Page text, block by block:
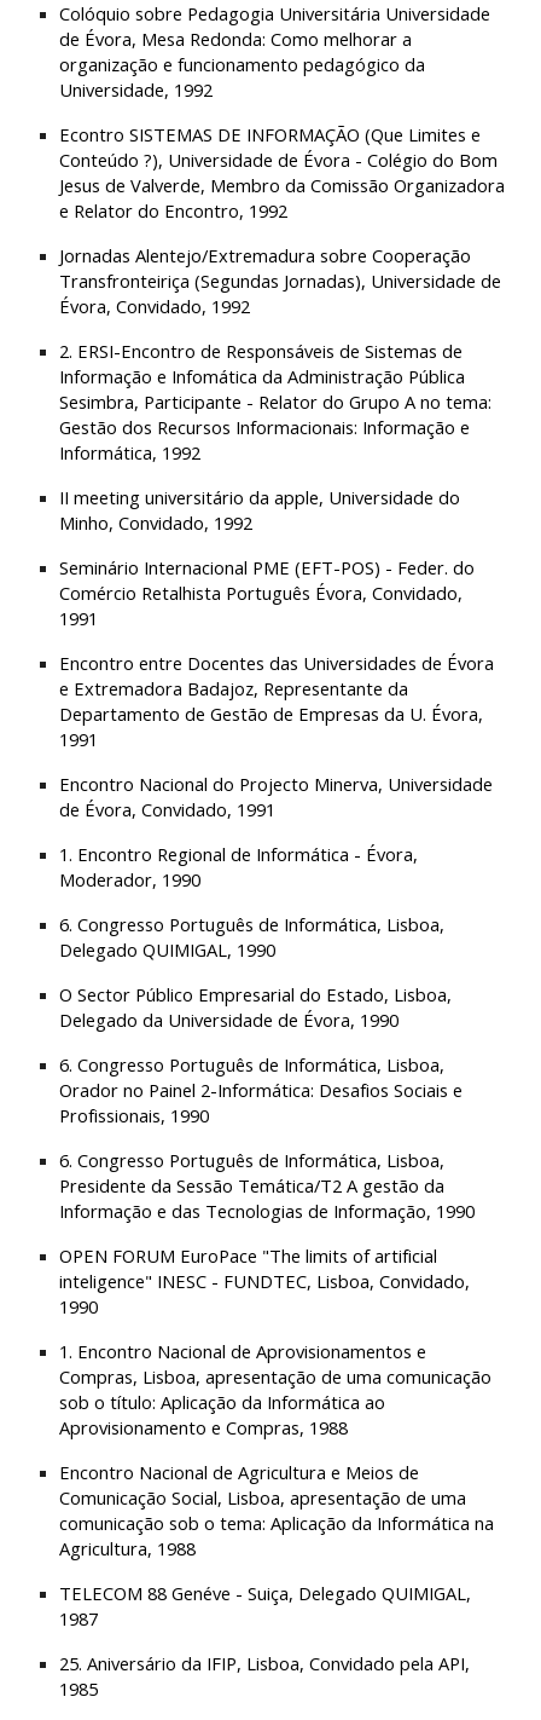
Colóquio sobre Pedagogia Universitária Universidade
de Évora, Mesa Redonda: Como melhorar a
organização e funcionamento pedagógico da
Universidade, 1992
Econtro SISTEMAS DE INFORMAÇÃO (Que Limites e
Conteúdo ?), Universidade de Évora - Colégio do Bom
Jesus de Valverde, Membro da Comissão Organizadora
e Relator do Encontro, 1992
Jornadas Alentejo/Extremadura sobre Cooperação
Transfronteiriça (Segundas Jornadas), Universidade de
Évora, Convidado, 1992
2. ERSI-Encontro de Responsáveis de Sistemas de
Informação e Infomática da Administração Pública
Sesimbra, Participante - Relator do Grupo A no tema:
Gestão dos Recursos Informacionais: Informação e
Informática, 1992
II meeting universitário da apple, Universidade do
Minho, Convidado, 1992
Seminário Internacional PME (EFT-POS) - Feder. do
Comércio Retalhista Português Évora, Convidado,
1991
Encontro entre Docentes das Universidades de Évora
e Extremadora Badajoz, Representante da
Departamento de Gestão de Empresas da U. Évora,
1991
Encontro Nacional do Projecto Minerva, Universidade
de Évora, Convidado, 1991
1. Encontro Regional de Informática - Évora,
Moderador, 1990
6. Congresso Português de Informática, Lisboa,
Delegado QUIMIGAL, 1990
O Sector Público Empresarial do Estado, Lisboa,
Delegado da Universidade de Évora, 1990
6. Congresso Português de Informática, Lisboa,
Orador no Painel 2-Informática: Desafios Sociais e
Profissionais, 1990
6. Congresso Português de Informática, Lisboa,
Presidente da Sessão Temática/T2 A gestão da
Informação e das Tecnologias de Informação, 1990
OPEN FORUM EuroPace "The limits of artificial
inteligence" INESC - FUNDTEC, Lisboa, Convidado,
1990
1. Encontro Nacional de Aprovisionamentos e
Compras, Lisboa, apresentação de uma comunicação
sob o título: Aplicação da Informática ao
Aprovisionamento e Compras, 1988
Encontro Nacional de Agricultura e Meios de
Comunicação Social, Lisboa, apresentação de uma
comunicação sob o tema: Aplicação da Informática na
Agricultura, 1988
TELECOM 88 Genéve - Suiça, Delegado QUIMIGAL,
1987
25. Aniversário da IFIP, Lisboa, Convidado pela API,
1985